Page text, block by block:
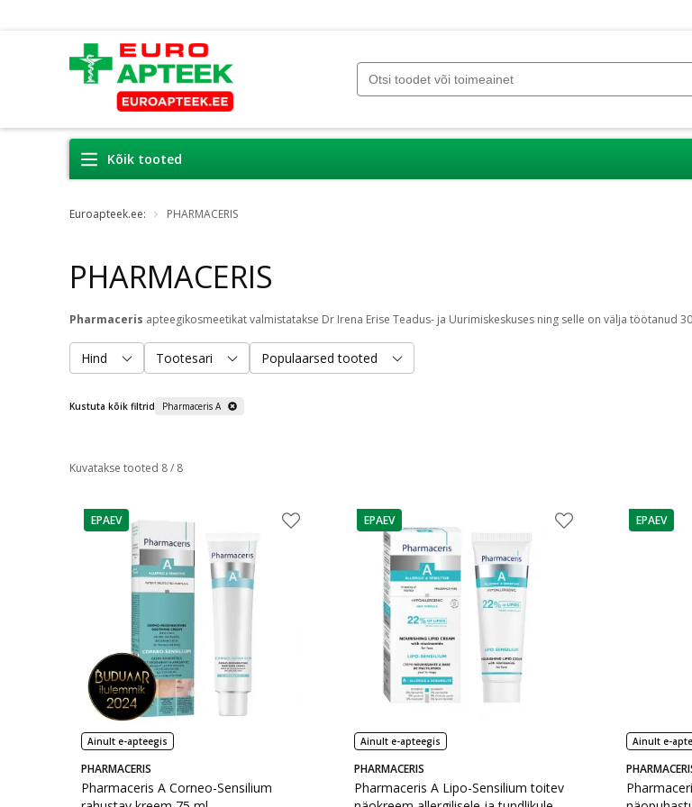
Kõik tooted
Euroapteek.ee: PHARMACERIS
PHARMACERIS
Pharmaceris apteegikosmeetikat valmistatakse Dr Irena Erise Teadus- ja Uurimiskeskuses ning selle on välja töötanud 30-aastase töökogemusega ekspertide
Hind Tootesari Populaarsed tooted
Kustuta kõik filtrid Pharmaceris A
Kuvatakse tooted 8 / 8
nõuanne
EPAEV
Ainult e-apteegis
PHARMACERIS
Pharmaceris A Corneo-Sensilium
nõuanne
EPAEV
Ainult e-apteegis
PHARMACERIS
Pharmaceris A Lipo-Sensilium toitev
nõuanne
EPAEV
Ainult e-